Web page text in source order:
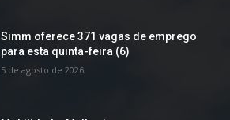
Simm oferece 371 vagas de emprego
para esta quinta-feira (6)
5 de agosto de 2026